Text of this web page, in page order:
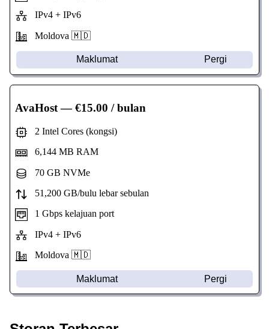
IPv4 + IPv6
Moldova 🇲🇩
Maklumat Pergi
AvaHost— €15.00 / bulan
2 Intel Cores (kongsi)
6,144 MB RAM
70 GB NVMe
51,200 GB/bulu lebar sebulan
1 Gbps kelajuan port
IPv4 + IPv6
Moldova 🇲🇩
Maklumat Pergi